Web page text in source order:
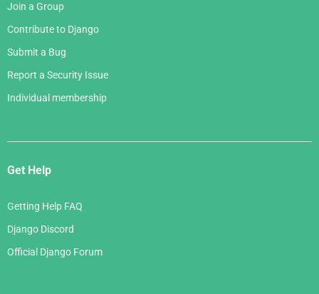
Join a Group
Contribute to Django
Submit a Bug
Report a Security Issue
Individual membership
Get Help
Getting Help FAQ
Django Discord
Official Django Forum